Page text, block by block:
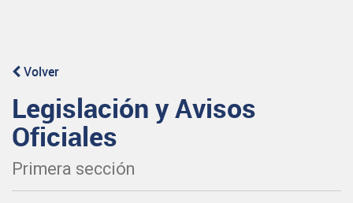
Volver
Legislación y Avisos
Oficiales
Primera sección